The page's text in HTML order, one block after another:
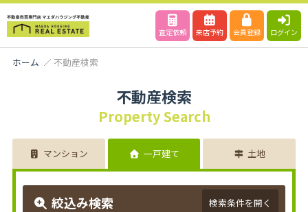
査定依頼 来店予約 会員登録 ログイン
ホーム 不動産検索
不動産検索
Property Search
マンション 一戸建て 土地
絞込み検索 検索条件を開く